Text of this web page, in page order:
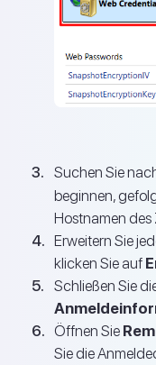
Suchen Sie
beginnen,
Hostnamen des
Erweitern Sie
klicken Sie auf
Schließen Sie
Öffnen Sie
Sie die